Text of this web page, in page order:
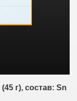
г), состав: Sn